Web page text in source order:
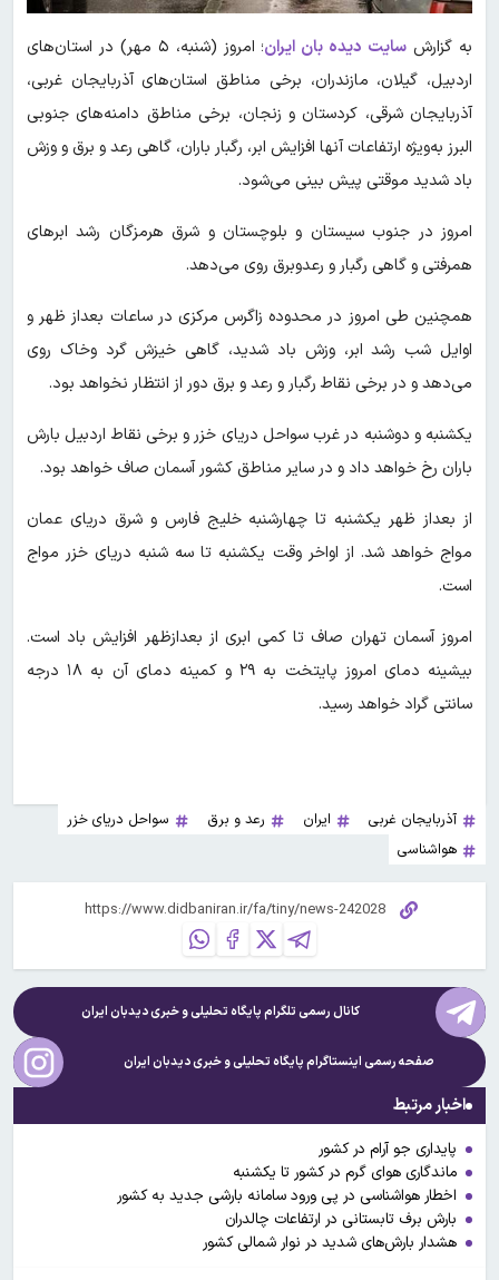
به گزارش سایت دیده بان ایران
؛ امروز (شنبه، ۵ مهر) در استان‌های
اردبیل، گیلان، مازندران، برخی مناطق استان‌های آذربایجان غربی،
آذربایجان شرقی، کردستان و زنجان، برخی مناطق دامنه‌های جنوبی
البرز به‌ویژه ارتفاعات آنها افزایش ابر، رگبار باران، گاهی رعد و برق و وزش
باد شدید موقتی پیش بینی می‌شود.
امروز در جنوب سیستان و بلوچستان و شرق هرمزگان رشد ابرهای
همرفتی و گاهی رگبار و رعدوبرق روی می‌دهد.
همچنین طی امروز در محدوده زاگرس مرکزی در ساعات بعداز ظهر و
اوایل شب رشد ابر، وزش باد شدید، گاهی خیزش گرد وخاک روی
می‌دهد و در برخی نقاط رگبار و رعد و برق دور از انتظار نخواهد بود.
یکشنبه و دوشنبه در غرب سواحل دریای خزر و برخی نقاط اردبیل بارش
باران رخ خواهد داد و در سایر مناطق کشور آسمان صاف خواهد بود.
از بعداز ظهر یکشنبه تا چهارشنبه خلیج فارس و شرق دریای عمان
مواج خواهد شد. از اواخر وقت یکشنبه تا سه شنبه دریای خزر مواج
است.
امروز آسمان تهران صاف تا کمی ابری از بعدازظهر افزایش باد است.
بیشینه دمای امروز پایتخت به ۲۹ و کمینه دمای آن به ۱۸ درجه
سانتی گراد خواهد رسید.
آذربایجان غربی ایران رعد و برق
سواحل دریای خزر
هواشناسی
کانال رسمی تلگرام پایگاه تحلیلی و خبریدیدبان ایران
صفحه رسمی اینستاگرام پایگاه تحلیلی و خبریدیدبان ایران
اخبار مرتبط
پایداری جو آرام در کشور
ماندگاری هوای گرم در کشور تا یکشنبه
اخطار هواشناسی در پی ورود سامانه بارشی جدید به کشور
بارش برف تابستانی در ارتفاعات چالدران
هشدار بارش‌های شدید در نوار شمالی کشور